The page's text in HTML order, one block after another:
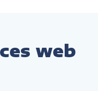
web